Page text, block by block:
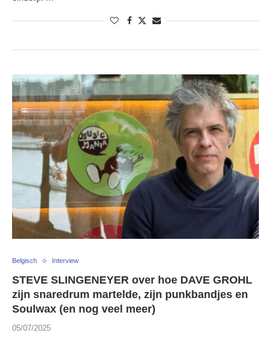
Belgisch Interview
STEVE SLINGENEYER over hoe DAVE GROHL
zijn snaredrum martelde, zijn punkbandjes en
Soulwax (en nog veel meer)
05/07/2025